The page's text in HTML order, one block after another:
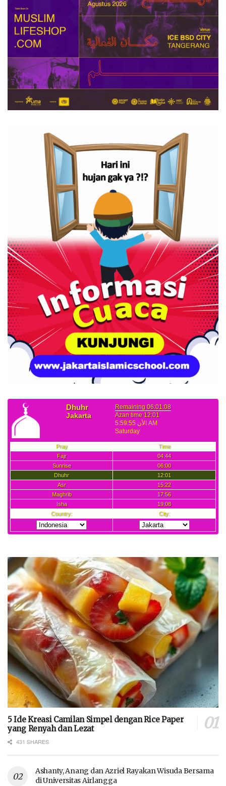
5 Ide Kreasi Camilan Simpel dengan Rice Paper
yang Renyah dan Lezat
431 SHARES
Ashanty, Anang dan Azriel Rayakan Wisuda Bersama
di Universitas Airlangga